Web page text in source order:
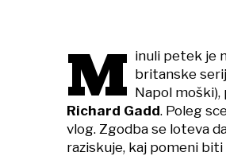
M inuli petek je
britanske
Napol
Richard Gadd. Poleg
vlog. Zgodba se loteva
raziskuje, kaj pomeni